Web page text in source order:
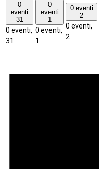
0
eventi
31
0 eventi,
31
0
eventi
1
0 eventi,
1
0 eventi
2
0 eventi,
2